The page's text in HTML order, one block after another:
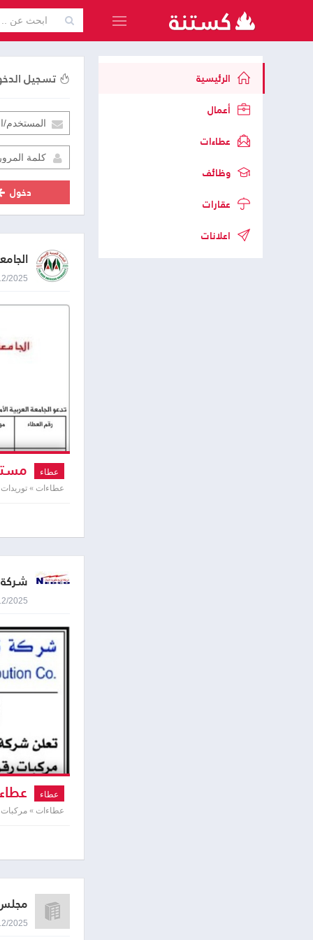
الرئيسية
أعمال
عطاءات
وظائف
عقارات
اعلانات
تسجيل
دخول
22/12/2025
عطاء
عطاءات »
شركة
22/12/2025
عطاء
عطاءات » مركبات
مجلس
22/12/2025